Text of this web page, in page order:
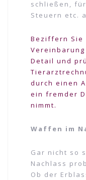
schließen,
Steuern etc.
Beziffern Sie
Detail und
durch einen
ein fremder
nimmt.
Waffen im
Gar nicht so
Nachlass
Ob der